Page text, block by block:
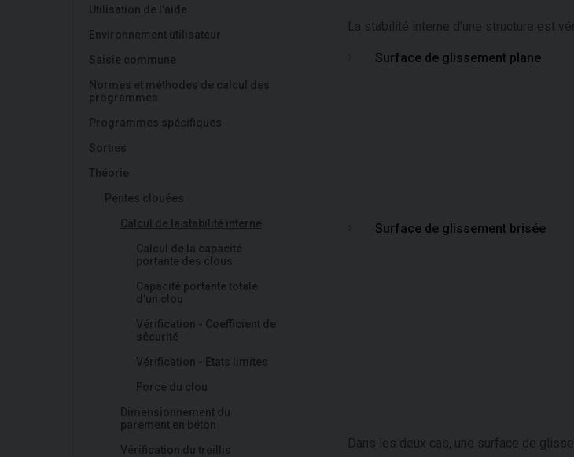
Utilisation de l'aide
Environnement utilisateur
Saisie commune
Normes et méthodes de calcul des
programmes
Programmes spécifiques
Sorties
Théorie
Pentes clouées
Calcul de la stabilité interne
Calcul de la capacité
portante des clous
Capacité portante totale
d'un clou
Vérification - Coefficient de
sécurité
Vérification - Etats limites
Force du clou
Dimensionnement du
parement en béton
Vérification du treillis
La stabilité interne d'une structure est
Surface de glissement plane
Surface de glissement brisée
Dans les deux cas, une surface de